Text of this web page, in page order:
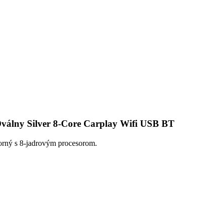
Silver 8-Core Carplay Wifi USB BT
s 8-jadrovým procesorom.